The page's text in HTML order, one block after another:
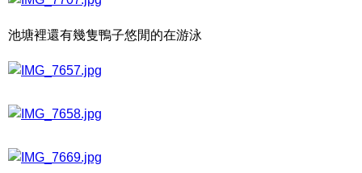
池塘裡還有幾隻鴨子悠閒的在游泳